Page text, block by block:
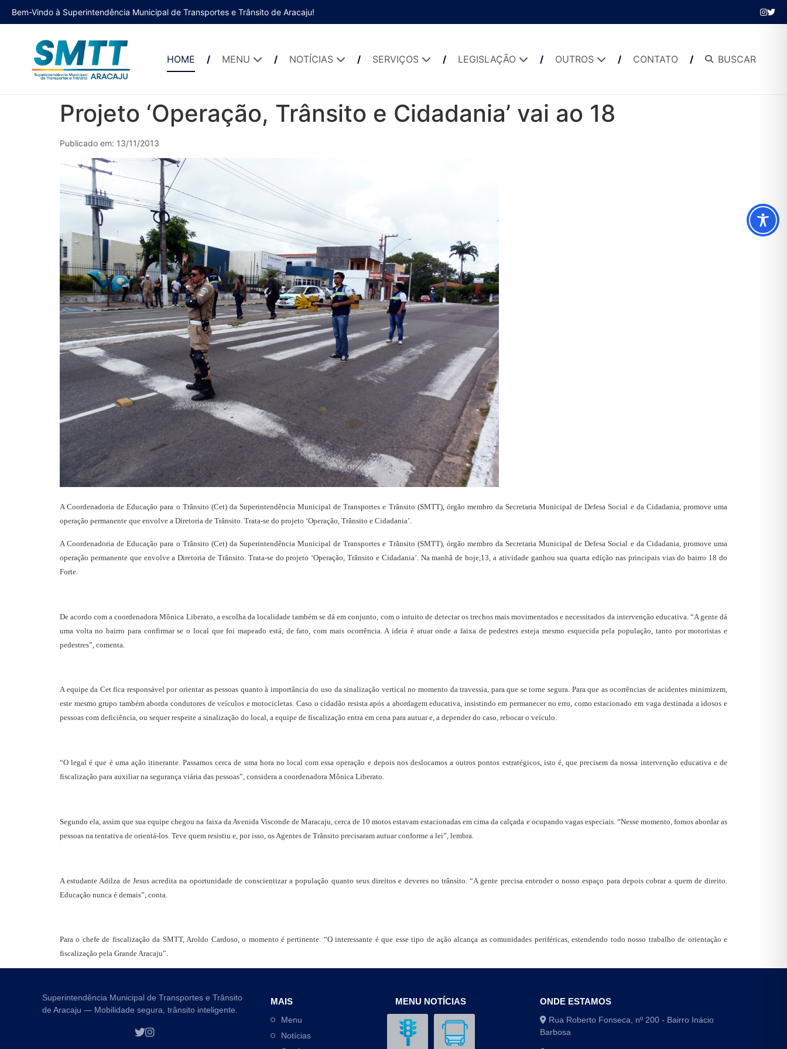
Bem-Vindo à Superintendência Municipal de Transportes e Trânsito de Aracaju!
HOME MENU NOTÍCIAS SERVIÇOS LEGISLAÇÃO OUTROS CONTATO BUSCAR
Projeto ‘Operação, Trânsito e Cidadania’ vai ao 18
Publicado em: 13/11/2013
A Coordenadoria de Educação para o Trânsito (Cet) da Superintendência Municipal de Transportes e Trânsito (SMTT), órgão membro da Secretaria Municipal de Defesa Social e da Cidadania, promove uma
operação permanente que envolve a Diretoria de Trânsito. Trata-se do projeto ‘Operação, Trânsito e Cidadania’.
A Coordenadoria de Educação para o Trânsito (Cet) da Superintendência Municipal de Transportes e Trânsito (SMTT), órgão membro da Secretaria Municipal de Defesa Social e da Cidadania, promove uma
operação permanente que envolve a Diretoria de Trânsito. Trata-se do projeto ‘Operação, Trânsito e Cidadania’. Na manhã de hoje,13, a atividade ganhou sua quarta edição nas principais vias do bairro 18 do
Forte.
De acordo com a coordenadora Mônica Liberato, a escolha da localidade também se dá em conjunto, com o intuito de detectar os trechos mais movimentados e necessitados da intervenção educativa. “A gente dá
uma volta no bairro para confirmar se o local que foi mapeado está, de fato, com mais ocorrência. A ideia é atuar onde a faixa de pedestres esteja mesmo esquecida pela população, tanto por motoristas e
pedestres”, comenta.
A equipe da Cet fica responsável por orientar as pessoas quanto à importância do uso da sinalização vertical no momento da travessia, para que se torne segura. Para que as ocorrências de acidentes minimizem,
este mesmo grupo também aborda condutores de veículos e motocicletas. Caso o cidadão resista após a abordagem educativa, insistindo em permanecer no erro, como estacionado em vaga destinada a idosos e
pessoas com deficiência, ou sequer respeite a sinalização do local, a equipe de fiscalização entra em cena para autuar e, a depender do caso, rebocar o veículo.
“O legal é que é uma ação itinerante. Passamos cerca de uma hora no local com essa operação e depois nos deslocamos a outros pontos estratégicos, isto é, que precisem da nossa intervenção educativa e de
fiscalização para auxiliar na segurança viária das pessoas”, considera a coordenadora Mônica Liberato.
Segundo ela, assim que sua equipe chegou na faixa da Avenida Visconde de Maracaju, cerca de 10 motos estavam estacionadas em cima da calçada e ocupando vagas especiais. “Nesse momento, fomos abordar as
pessoas na tentativa de orientá-los. Teve quem resistiu e, por isso, os Agentes de Trânsito precisaram autuar conforme a lei”, lembra.
A estudante Adilza de Jesus acredita na oportunidade de conscientizar a população quanto seus direitos e deveres no trânsito. “A gente precisa entender o nosso espaço para depois cobrar a quem de direito.
Educação nunca é demais”, conta.
Para o chefe de fiscalização da SMTT, Aroldo Cardoso, o momento é pertinente. “O interessante é que esse tipo de ação alcança as comunidades periféricas, estendendo todo nosso trabalho de orientação e
fiscalização pela Grande Aracaju”.
Superintendência Municipal de Transportes e Trânsito
de Aracaju — Mobilidade segura, trânsito inteligente.
MAIS
Menu
Notícias
MENU NOTÍCIAS ONDE ESTAMOS
Rua Roberto Fonseca, nº 200 - Bairro Inácio
Barbosa